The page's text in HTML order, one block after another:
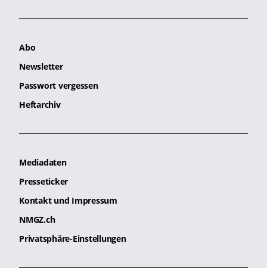
Abo
Newsletter
Passwort vergessen
Heftarchiv
Mediadaten
Presseticker
Kontakt und Impressum
NMGZ.ch
Privatsphäre-Einstellungen